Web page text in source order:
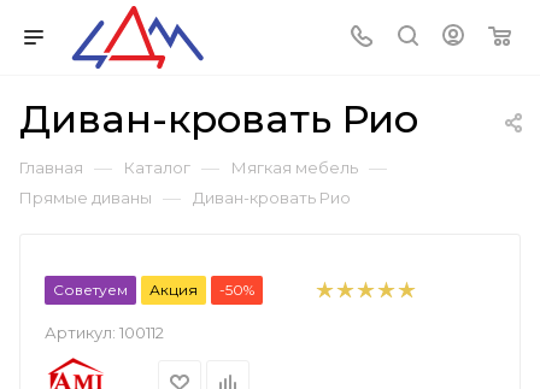
Диван-кровать Рио
Главная — Каталог — Мягкая мебель —
Прямые диваны — Диван-кровать Рио
Советуем Акция -50%
Артикул: 100112